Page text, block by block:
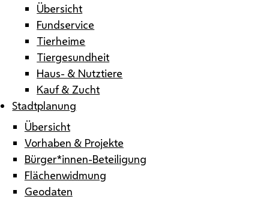
Übersicht
Fundservice
Tierheime
Tiergesundheit
Haus- & Nutztiere
Kauf & Zucht
Stadtplanung
Übersicht
Vorhaben & Projekte
Bürger*innen-Beteiligung
Flächenwidmung
Geodaten